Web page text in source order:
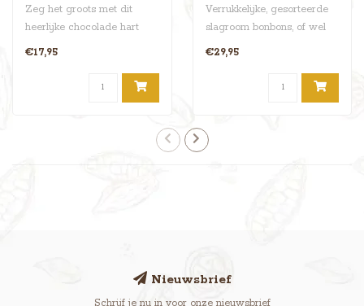
Zeg het groots met dit
heerlijke chocolade hart
€17,95
Verrukkelijke, gesorteerde
slagroom bonbons, of wel
€29,95
Nieuwsbrief
Schrijf je nu in voor onze nieuwsbrief